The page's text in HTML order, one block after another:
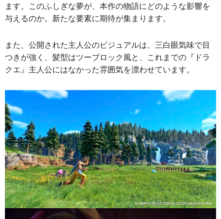
ます。このふしぎな夢が、本作の物語にどのような影響を
与えるのか。新たな要素に期待が集まります。
また、公開された主人公のビジュアルは、三白眼気味で目
つきが強く、髪型はツーブロック風と、これまでの『ドラ
クエ』主人公にはなかった雰囲気を漂わせています。